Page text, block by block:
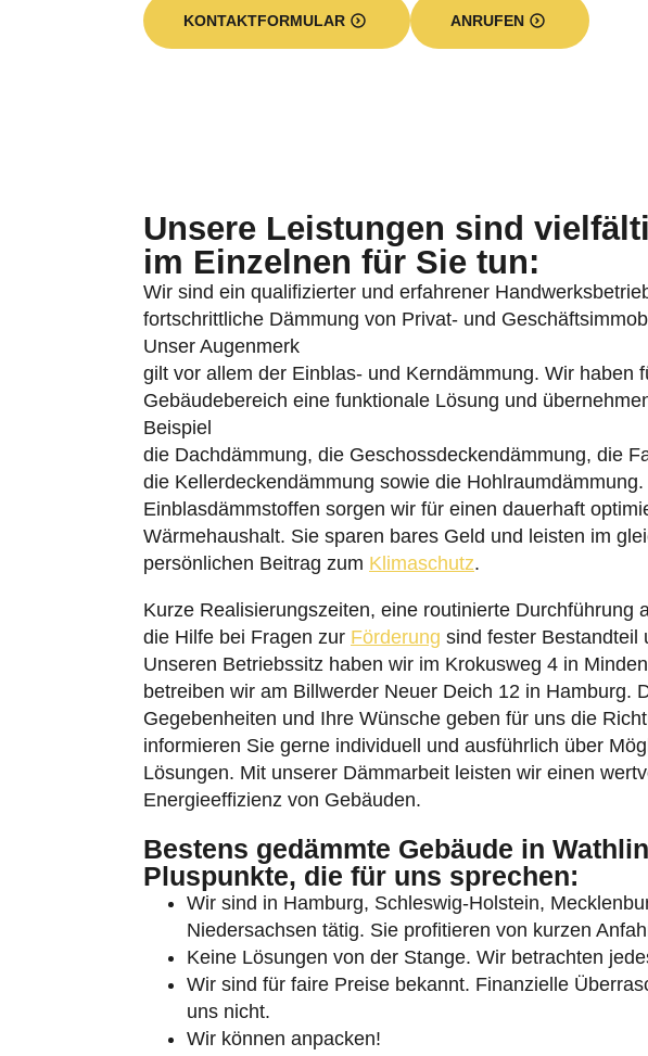
Umschalten auf hohe Kontraste
KONTAKTFORMULAR ANRUFEN
Unsere Leistungen sind
im Einzelnen für Sie tun:
Wir sind ein qualifizierter und erfahrener
fortschrittliche Dämmung von Privat- und
Unser Augenmerk
gilt vor allem der Einblas- und Kerndämmung. Wir haben
Gebäudebereich eine funktionale Lösung und
Beispiel
die Dachdämmung, die Geschossdeckendämmung, die
die Kellerdeckendämmung sowie die
Einblasdämmstoffen sorgen wir für einen dauerhaft
Wärmehaushalt. Sie sparen bares Geld und leisten im
persönlichen Beitrag zum Klimaschutz.
Kurze Realisierungszeiten, eine routinierte Durchführung
die Hilfe bei Fragen zur Förderung sind fester Bestandteil
Unseren Betriebssitz haben wir im Krokusweg 4 in
betreiben wir am Billwerder Neuer Deich 12 in Hamburg.
Gegebenheiten und Ihre Wünsche geben für uns die
informieren Sie gerne individuell und ausführlich über
Lösungen. Mit unserer Dämmarbeit leisten wir einen
Energieeffizienz von Gebäuden.
Bestens gedämmte Gebäude in
Pluspunkte, die für uns sprechen:
Wir sind in Hamburg, Schleswig-Holstein,
Niedersachsen tätig. Sie profitieren von kurzen
Keine Lösungen von der Stange. Wir betrachten
Wir sind für faire Preise bekannt. Finanzielle
uns nicht.
Wir können anpacken!